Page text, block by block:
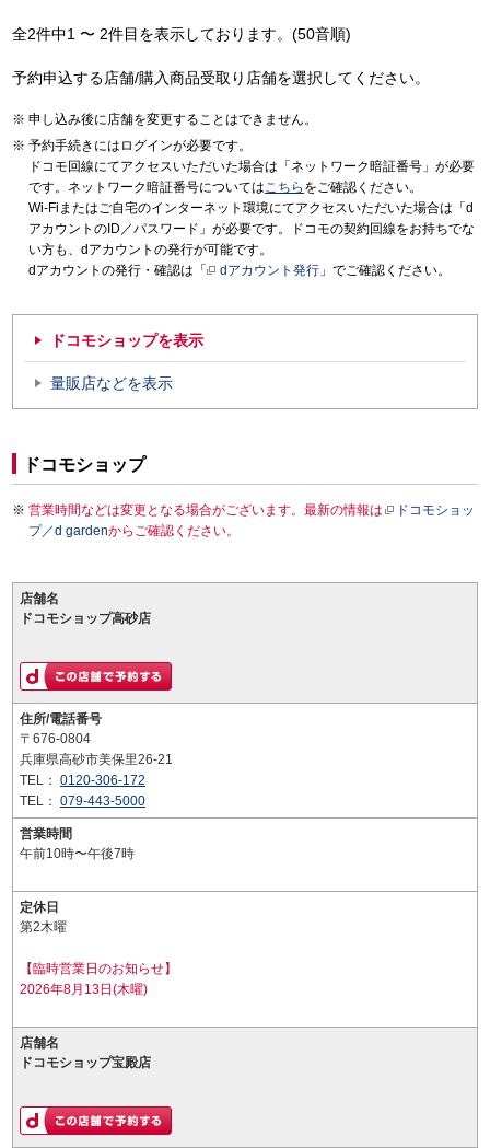
全2件中1 〜 2件目を表示しております。(50音順)
予約申込する店舗/購入商品受取り店舗を選択してください。
申し込み後に店舗を変更することはできません。
予約手続きにはログインが必要です。
ドコモ回線にてアクセスいただいた場合は「ネットワーク暗証番号」が必要
です。ネットワーク暗証番号についてはこちら をご確認ください。
Wi-Fiまたはご自宅のインターネット環境にてアクセスいただいた場合は「d
アカウントのID／パスワード」が必要です。ドコモの契約回線をお持ちでな
い方も、dアカウントの発行が可能です。
dアカウントの発行・確認は「
dアカウント発行 」でご確認ください。
ドコモショップを表示
量販店などを表示
ドコモショップ
営業時間などは変更となる場合がございます。最新の情報は
ドコモショッ
プ／d gardenからご確認ください。
店舗名
ドコモショップ高砂店
住所/電話番号
〒676-0804
兵庫県高砂市美保里26-21
TEL： 0120-306-172
TEL： 079-443-5000
営業時間
午前10時〜午後7時
定休日
第2木曜
【臨時営業日のお知らせ】
2026年8月13日(木曜)
店舗名
ドコモショップ宝殿店